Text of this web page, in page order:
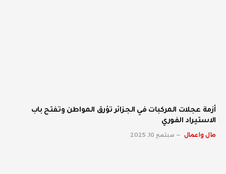
أزمة عجلات المركبات في الجزائر تؤرق المواطن وتفتح باب
الاستيراد الفوري
مال واعمال سبتمبر 10, 2025